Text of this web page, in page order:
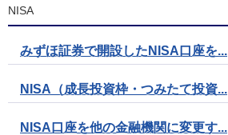
NISA
みずほ証券で開設したNISA口座を...
NISA（成長投資枠・つみたて投資...
NISA口座を他の金融機関に変更す...